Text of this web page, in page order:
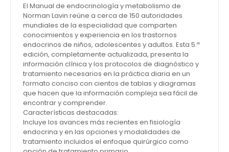
El Manual de endocrinología y metabolismo de
Norman Lavin reúne a cerca de 150 autoridades
mundiales de la especialidad que comparten
conocimientos y experiencia en los trastornos
endocrinos de niños, adolescentes y adultos. Esta 5.ª
edición, completamente actualizada, presenta la
información clínica y los protocolos de diagnóstico y
tratamiento necesarios en la práctica diaria en un
formato conciso con cientos de tablas y diagramas
que hacen que la información compleja sea fácil de
encontrar y comprender.
Características destacadas:
Incluye los avances más recientes en fisiología
endocrina y en las opciones y modalidades de
tratamiento incluidos el enfoque quirúrgico como